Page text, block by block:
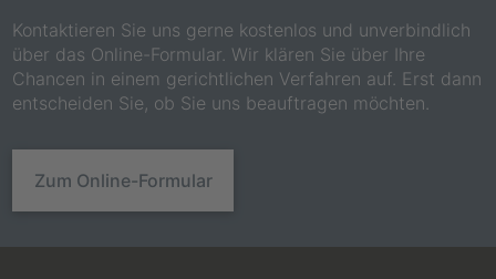
Kontaktieren Sie uns gerne kostenlos und unverbindlich
über das Online-Formular. Wir klären Sie über Ihre
Chancen in einem gerichtlichen Verfahren auf. Erst dann
entscheiden Sie, ob Sie uns beauftragen möchten.
Zum Online-Formular